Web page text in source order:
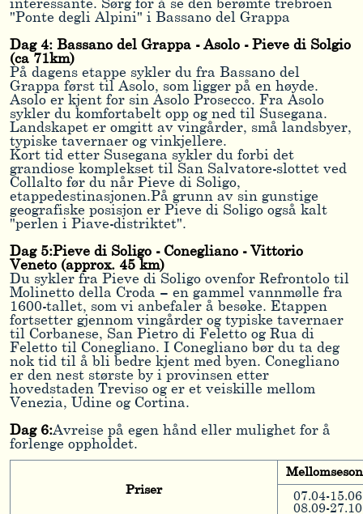
interessante. Sørg for å se den berømte trebroen
"Ponte degli Alpini" i Bassano del Grappa
Dag 4: Bassano del Grappa - Asolo - Pieve di Solgio
(ca 71km)
På dagens etappe sykler du fra Bassano del
Grappa først til Asolo, som ligger på en høyde.
Asolo er kjent for sin Asolo Prosecco. Fra Asolo
sykler du komfortabelt opp og ned til Susegana.
Landskapet er omgitt av vingårder, små landsbyer,
typiske tavernaer og vinkjellere.
Kort tid etter Susegana sykler du forbi det
grandiose komplekset til San Salvatore-slottet ved
Collalto før du når Pieve di Soligo,
etappedestinasjonen.På grunn av sin gunstige
geografiske posisjon er Pieve di Soligo også kalt
"perlen i Piave-distriktet".
Dag 5:Pieve di Soligo - Conegliano - Vittorio
Veneto (approx. 45 km)
Du sykler fra Pieve di Soligo ovenfor Refrontolo til
Molinetto della Croda – en gammel vannmølle fra
1600-tallet, som vi anbefaler å besøke. Etappen
fortsetter gjennom vingårder og typiske tavernaer
til Corbanese, San Pietro di Feletto og Rua di
Feletto til Conegliano. I Conegliano bør du ta deg
nok tid til å bli bedre kjent med byen. Conegliano
er den nest største by i provinsen etter
hovedstaden Treviso og er et veiskille mellom
Venezia, Udine og Cortina.
Dag 6:Avreise på egen hånd eller mulighet for å
forlenge oppholdet.
Priser
07.04-15.06
08.09-27.10